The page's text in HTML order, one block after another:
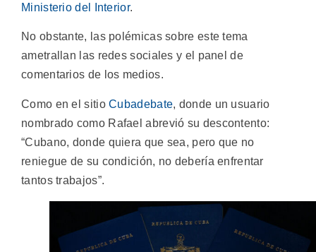
Ministerio del Interior.
No obstante, las polémicas sobre este tema
ametrallan las redes sociales y el panel de
comentarios de los medios.
Como en el sitioCubadebate, donde un usuario
nombrado como Rafael abrevió su descontento:
“Cubano, donde quiera que sea, pero que no
reniegue de su condición, no debería enfrentar
tantos trabajos”.